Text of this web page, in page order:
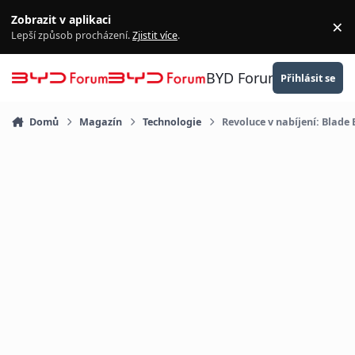
Zobrazit v aplikaci
Lepší způsob procházení.Zjistit více. ×
BYD Forum Přihlásit se
Domů Magazín Technologie Revoluce v nabíjení: Blade